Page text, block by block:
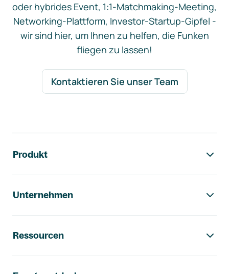
oder hybrides Event, 1:1-Matchmaking-Meeting,
Networking-Plattform, Investor-Startup-Gipfel -
wir sind hier, um Ihnen zu helfen, die Funken
fliegen zu lassen!
Kontaktieren Sie unser Team
Produkt
Unternehmen
Ressourcen